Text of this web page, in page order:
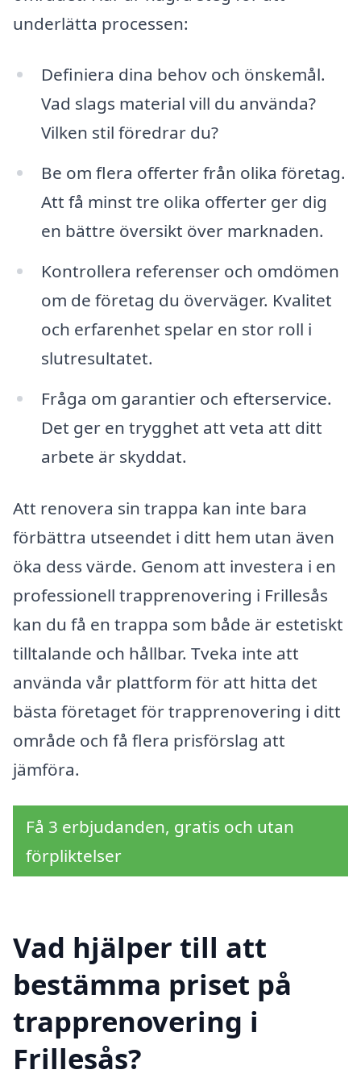
underlätta processen:
Definiera dina behov och önskemål.
Vad slags material vill du använda?
Vilken stil föredrar du?
Be om flera offerter från olika företag.
Att få minst tre olika offerter ger dig
en bättre översikt över marknaden.
Kontrollera referenser och omdömen
om de företag du överväger. Kvalitet
och erfarenhet spelar en stor roll i
slutresultatet.
Fråga om garantier och efterservice.
Det ger en trygghet att veta att ditt
arbete är skyddat.
Att renovera sin trappa kan inte bara
förbättra utseendet i ditt hem utan även
öka dess värde. Genom att investera i en
professionell trapprenovering i Frillesås
kan du få en trappa som både är estetiskt
tilltalande och hållbar. Tveka inte att
använda vår plattform för att hitta det
bästa företaget för trapprenovering i ditt
område och få flera prisförslag att
jämföra.
Få 3 erbjudanden, gratis och utan
förpliktelser
Vad hjälper till att
bestämma priset på
trapprenovering i
Frillesås?